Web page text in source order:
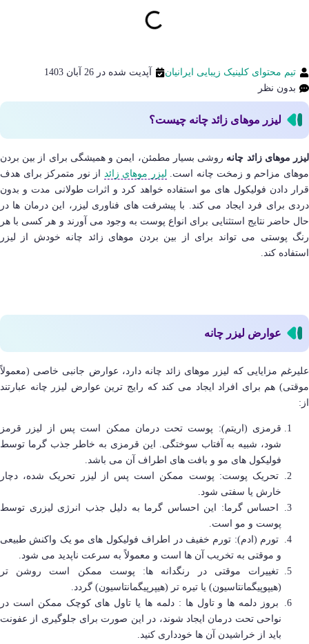
تیم محتوای کلینیک زیبایی ایرانیان
آپدیت شده در 26 آبان 1403
بدون نظر
لیزر موهای زائد چانه چیست؟
لیزر موهای زائد چانه روشی بسیار مطمئن، ایمن و همیشگی برای از بین بردن
موهای مزاحم و زمخت چانه است. لیزر موهای زائد از نور متمرکز برای هدف
قرار دادن فولیکول های مو استفاده خواهد کرد و اثرات طولانی مدت و بدون
دردی برای فرد ایجاد می کند. با پیشرفت‌ های فناوری لیزر، این درمان‌ ها در
حال حاضر نتایج استثنایی برای انواع پوست به وجود می آورند و هر کسی با هر
رنگ پوستی می تواند برای از بین بردن موهای زائد چانه خودش از لیزر
استفاده کند.
عوارض لیزر چانه
علیرغم مزایایی که لیزر موهای زائد چانه دارد، عوارض جانبی خاصی (معمولاً
موقتی) هم برای افراد ایجاد می کند که رایج‌ ترین عوارض لیزر چانه عبارتند
از:
قرمزی (اریتم): پوست تحت درمان ممکن است پس از لیزر قرمز
شود، شبیه به آفتاب سوختگی. این قرمزی به خاطر جذب گرما توسط
فولیکول های مو و بافت های اطراف آن می باشد.
تحریک پوست: پوست ممکن است پس از لیزر تحریک شده، دچار
خارش یا سفتی شود.
احساس گرما: این احساس گرما به دلیل جذب انرژی لیزری توسط
پوست و مو است.
تورم (ادم): تورم خفیف در اطراف فولیکول‌ های مو یک واکنش طبیعی
و موقتی به تخریب آن ها است و معمولاً به سرعت ناپدید می‌ شود.
تغییرات موقتی در رنگدانه ها: پوست ممکن است روشن تر
(هیپوپیگمانتاسیون) یا تیره تر (هیپرپیگمانتاسیون) گردد.
بروز دلمه‌ ها و تاول‌ ها : دلمه‌ ها یا تاول‌ های کوچک ممکن است در
نواحی تحت درمان ایجاد شوند، در این صورت برای جلوگیری از عفونت
باید از خراشیدن آن ها خودداری کنید.